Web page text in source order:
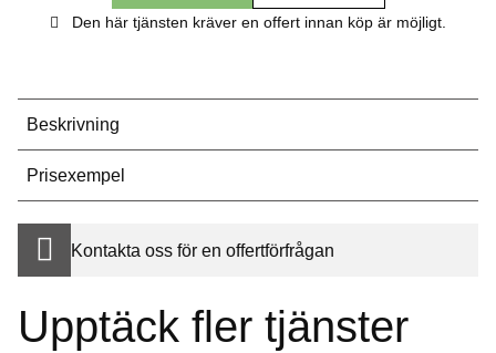
Den här tjänsten kräver en offert innan köp är möjligt.
Beskrivning
Prisexempel
Kontakta oss för en offertförfrågan
Upptäck fler tjänster